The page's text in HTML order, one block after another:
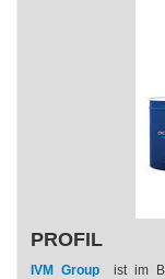
PROFIL
IVM Groupist im